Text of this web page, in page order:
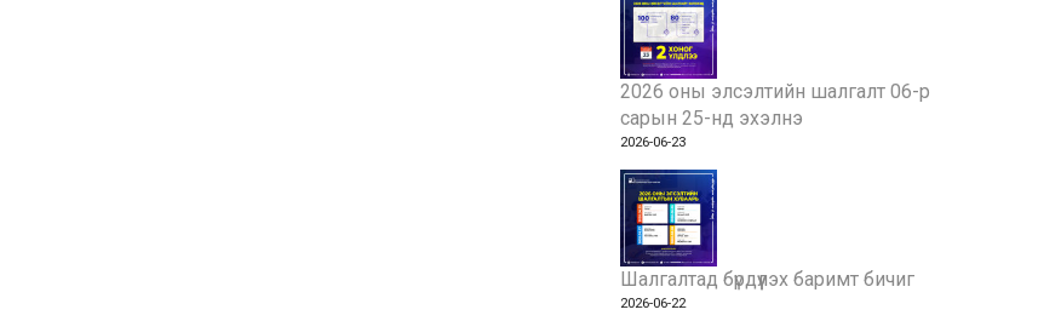
2026 оны элсэлтийн шалгалт 06-р
сарын 25-нд эхэлнэ
2026-06-23
Шалгалтад бүрдүүлэх баримт бичиг
2026-06-22